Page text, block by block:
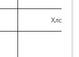
Хлопок